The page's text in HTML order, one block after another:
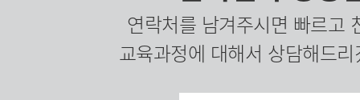
연락처를 남겨주시면 빠르고
교육과정에 대해서 상담해드